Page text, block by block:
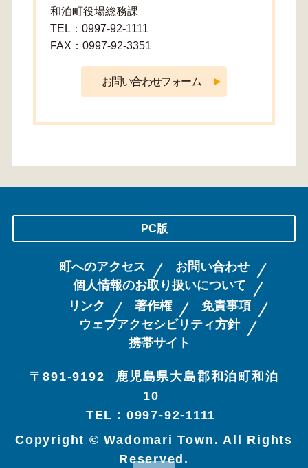
和泊町役場総務課
TEL：0997-92-1111
FAX：0997-92-3351
PC版
町へのアクセス
お問い合わせ
個人情報のお取り扱いについて
リンク
著作権
免責事項
ウェブアクセシビリティ方針
携帯サイト
〒891-9192
鹿児島県大島郡和泊町和泊
10
TEL：0997-92-1111
Copyright © Wadomari Town. All Rights
Reserved.